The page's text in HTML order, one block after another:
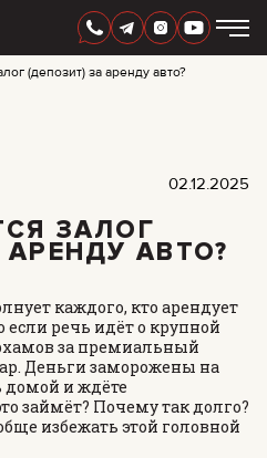
AED
88
(депозит) за аренду авто?
02.12.2025
ЗАЛОГ
АВТО?
каждого, кто арендует
речь идёт о крупной
за премиальный
Деньги заморожены на
домой и ждёте
займёт? Почему так долго?
избежать этой головной